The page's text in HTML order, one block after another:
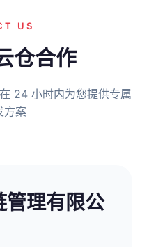
US
仓合作
24 小时内为您提供专属
方案
管理有限公